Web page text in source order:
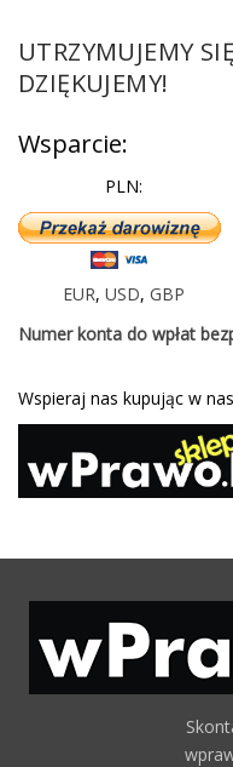
UTRZYMUJEMY
DZIĘKUJEMY!
Wsparcie:
PLN:
EUR, USD, GBP
Numer konta do wpłat
Wspieraj nas kupując w